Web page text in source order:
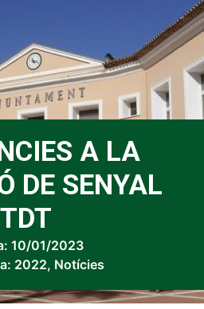
A LA
DE SENYAL
TDT
10/01/2023
2022, Notícies